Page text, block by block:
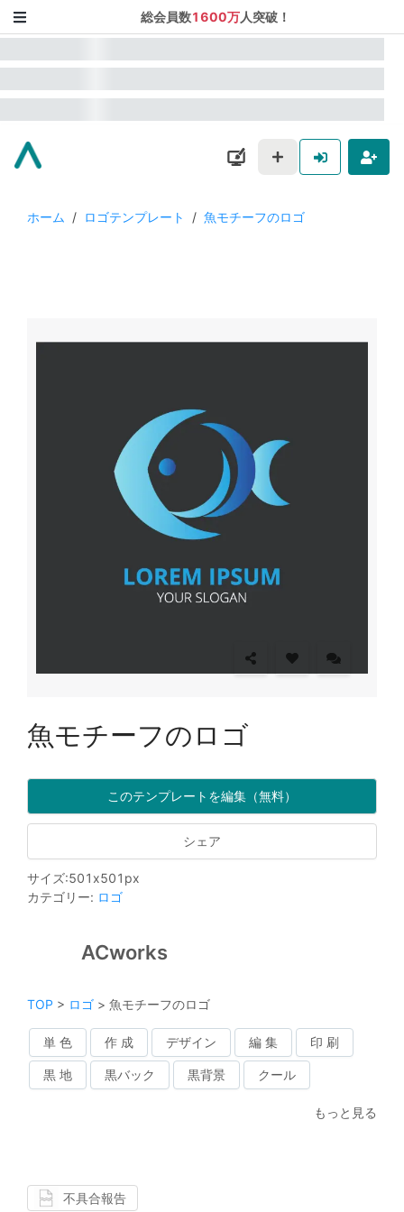
総会員数1600万人突破！
ホーム / ロゴテンプレート / 魚モチーフのロゴ
魚モチーフのロゴ
このテンプレートを編集（無料）
シェア
サイズ:501 x501 px
カテゴリー: ロゴ
ACworks
TOP > ロゴ > 魚モチーフのロゴ
単 色 作 成 デザイン 編 集 印 刷
黒 地 黒バック 黒背景 クール
もっと見る
不具合報告